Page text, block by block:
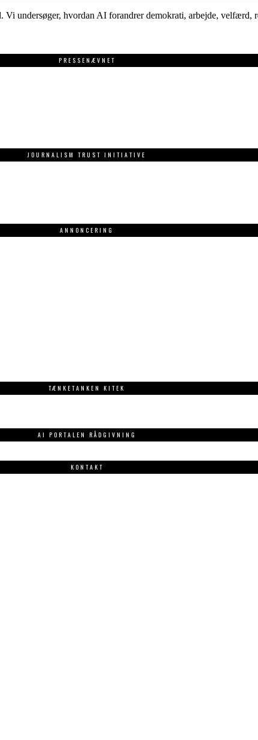
undersøger, hvordan AI forandrer demokrati, arbejde, velfærd,
PRESSENÆVNET
JOURNALISM TRUST INITIATIVE
ANNONCERING
TÆNKETANKEN KITEK
AI PORTALEN RÅDGIVNING
KONTAKT